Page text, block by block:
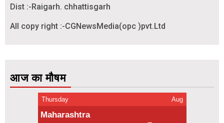
Dist :-Raigarh. chhattisgarh
All copy right :-CGNewsMedia(opc )pvt.Ltd
आज का मौषम
Thursday Aug
Maharashtra